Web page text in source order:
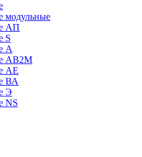
модульные
АП
S
А
АВ2М
АЕ
ВА
Э
NS